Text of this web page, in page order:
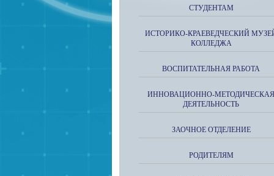
СТУДЕНТАМ
ИСТОРИКО-КРАЕВЕДЧЕСКИЙ
КОЛЛЕДЖА
ВОСПИТАТЕЛЬНАЯ РАБОТА
ИННОВАЦИОННО-МЕТОДИЧЕСКАЯ
ДЕЯТЕЛЬНОСТЬ
ЗАОЧНОЕ ОТДЕЛЕНИЕ
РОДИТЕЛЯМ